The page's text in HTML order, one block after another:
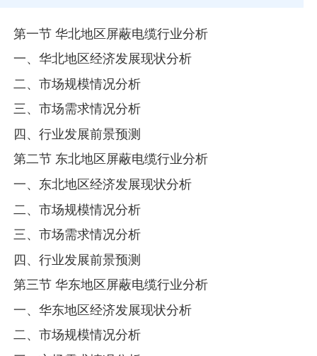
第一节 华北地区屏蔽电缆行业分析
一、华北地区经济发展现状分析
二、市场规模情况分析
三、市场需求情况分析
四、行业发展前景预测
第二节 东北地区屏蔽电缆行业分析
一、东北地区经济发展现状分析
二、市场规模情况分析
三、市场需求情况分析
四、行业发展前景预测
第三节 华东地区屏蔽电缆行业分析
一、华东地区经济发展现状分析
二、市场规模情况分析